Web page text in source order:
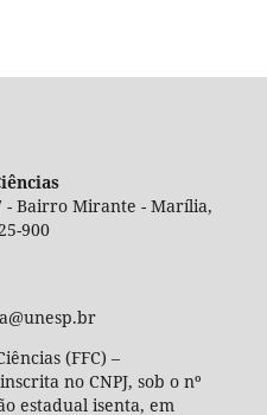
- Bairro Mirante - Marília,
900
(FFC) –
no CNPJ, sob o nº
estadual isenta, em